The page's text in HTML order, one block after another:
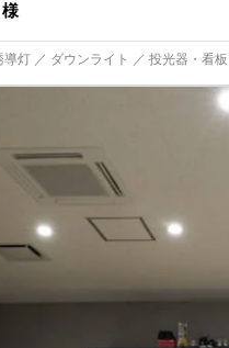
灯 ／ ダウンライト ／ 投光器・看